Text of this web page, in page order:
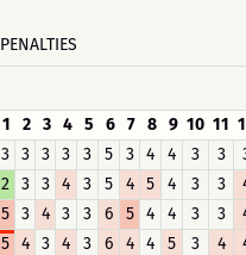
PENALTIES
1 2 3 4 5 6 7 8 9 10 11
3 3 3 3 3 5 3 4 4 3 3
2 3 3 4 3 5 4 5 4 3 3
5 3 4 3 3 6 5 4 4 3 3
5 4 3 4 3 6 4 4 5 3 4